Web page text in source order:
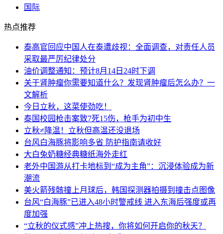
国际
热点推荐
泰高官回应中国人在泰遭歧视：全面调查，对责任人员
采取最严厉纪律处分
油价调整通知：预计8月14日24时下调
关于肾肿瘤你需要知道什么？发现肾肿瘤后怎么办？一
文解析
今日立秋，这菜使劲吃！
泰国校园枪击案致7死15伤，枪手为初中生
立秋≠降温！立秋但高温还没退场
台风白海豚将影响多省 防护指南请收好
大白兔奶糖经典糖纸海外走红
老外中国游从打卡地标到“成为主角”：沉浸体验成为新
潮流
美火箭残骸撞上月球后，韩国探测器拍摄到撞击点图像
台风“白海豚”已进入48小时警戒线 进入东海后强度或再
度加强
“立秋的仪式感”冲上热搜，你将如何开启你的秋天？